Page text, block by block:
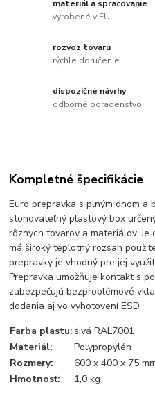
materiál a spracovanie
vyrobené v EU
rozvoz tovaru
rýchle doručenie
dispozičné návrhy
odborné poradenstvo
Kompletné špecifikácie
Euro prepravka s plným dnom a
stohovateľný plastový box
rôznych tovarov a materiálov.
má široký teplotný rozsah
prepravky je vhodný pre jej
Prepravka umožňuje kontakt s
zabezpečujú bezproblémové
dodania aj vo vyhotovení ESD.
Farba plastu: sivá RAL7001
Materiál:
Polypropylén
Rozmery:
600 x 400 x 75
Hmotnosť:
1,0 kg